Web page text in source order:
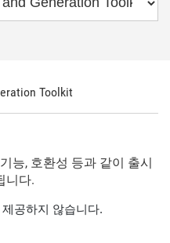
Toolkit
능, 호환성 등과 같이 출시
니다.
공하지 않습니다.